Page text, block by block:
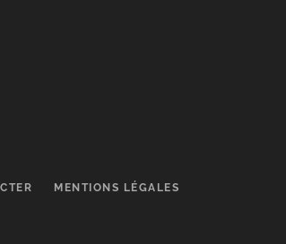
MENTIONS LÉGALES